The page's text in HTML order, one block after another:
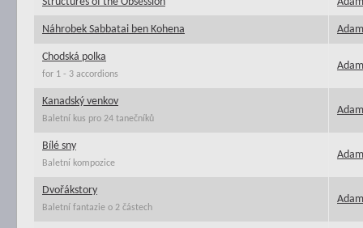
Náhrobek Sabbatai ben Kohena
Chodská polka
for 1 - 3 accordions
Kanadský venkov
Baletní kus pro 24 tanečníků
Bílé sny
Baletní kompozice
Dvořákstory
Baletní fantazie o 2 částech